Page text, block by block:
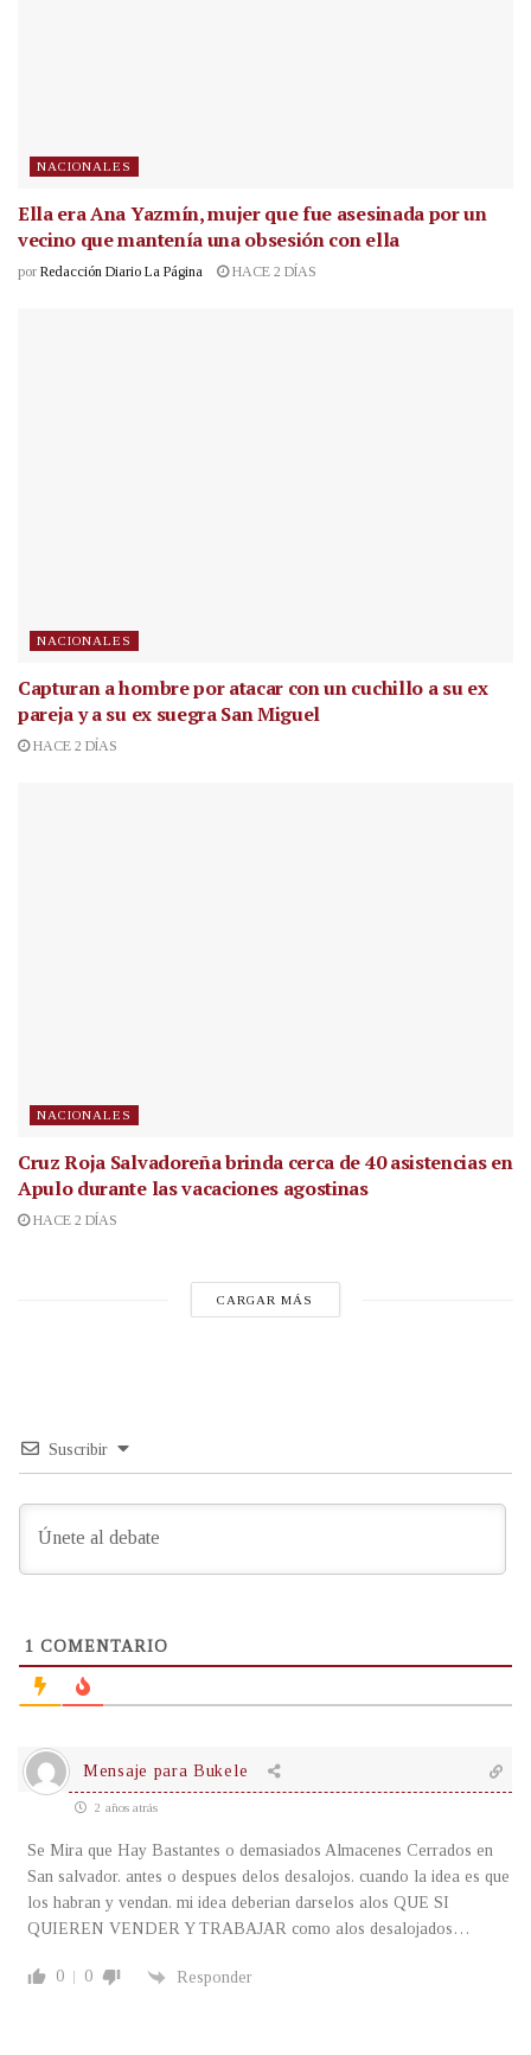
NACIONALES
Ella era Ana Yazmín, mujer que fue asesinada por un
vecino que mantenía una obsesión con ella
por Redacción Diario La Página HACE 2 DÍAS
NACIONALES
Capturan a hombre por atacar con un cuchillo a su ex
pareja y a su ex suegra San Miguel
HACE 2 DÍAS
NACIONALES
Cruz Roja Salvadoreña brinda cerca de 40 asistencias en
Apulo durante las vacaciones agostinas
HACE 2 DÍAS
CARGAR MÁS
Suscribir
1 COMENTARIO
Mensaje para Bukele
2 años atrás
Se Mira que Hay Bastantes o demasiados Almacenes Cerrados en
San salvador. antes o despues delos desalojos. cuando la idea es que
los habran y vendan. mi idea deberian darselos alos QUE SI
QUIEREN VENDER Y TRABAJAR como alos desalojados…
0 0 Responder